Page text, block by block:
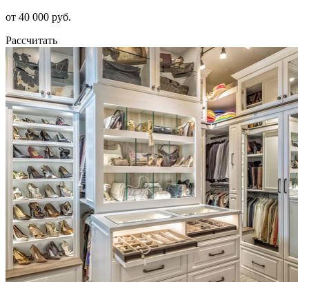
от 40 000 руб.
Рассчитать